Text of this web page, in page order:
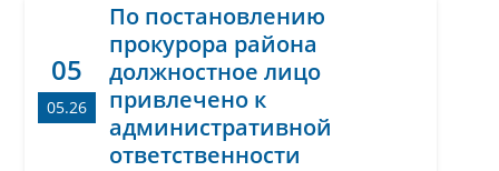
05
05.26
По постановлению
прокурора района
должностное лицо
привлечено к
административной
ответственности